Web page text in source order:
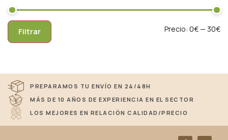
Filtrar Precio: 0€— 30€
PREPARAMOS TU ENVÍO EN 24/48H
MÁS DE 10 AÑOS DE EXPERIENCIA EN EL SECTOR
LOS MEJORES EN RELACIÓN CALIDAD/PRECIO